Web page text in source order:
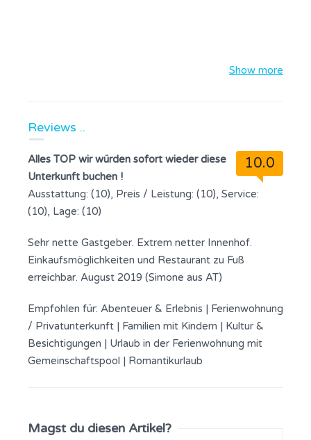
Show more
Reviews ..
10.0
Alles TOP wir würden sofort wieder diese
Unterkunft buchen !
Ausstattung: (10), Preis / Leistung: (10), Service:
(10), Lage: (10)
Sehr nette Gastgeber. Extrem netter Innenhof.
Einkaufsmöglichkeiten und Restaurant zu Fuß
erreichbar. August 2019 (Simone aus AT)
Empfohlen für: Abenteuer & Erlebnis | Ferienwohnung
/ Privatunterkunft | Familien mit Kindern | Kultur &
Besichtigungen | Urlaub in der Ferienwohnung mit
Gemeinschaftspool | Romantikurlaub
Magst du diesen Artikel?